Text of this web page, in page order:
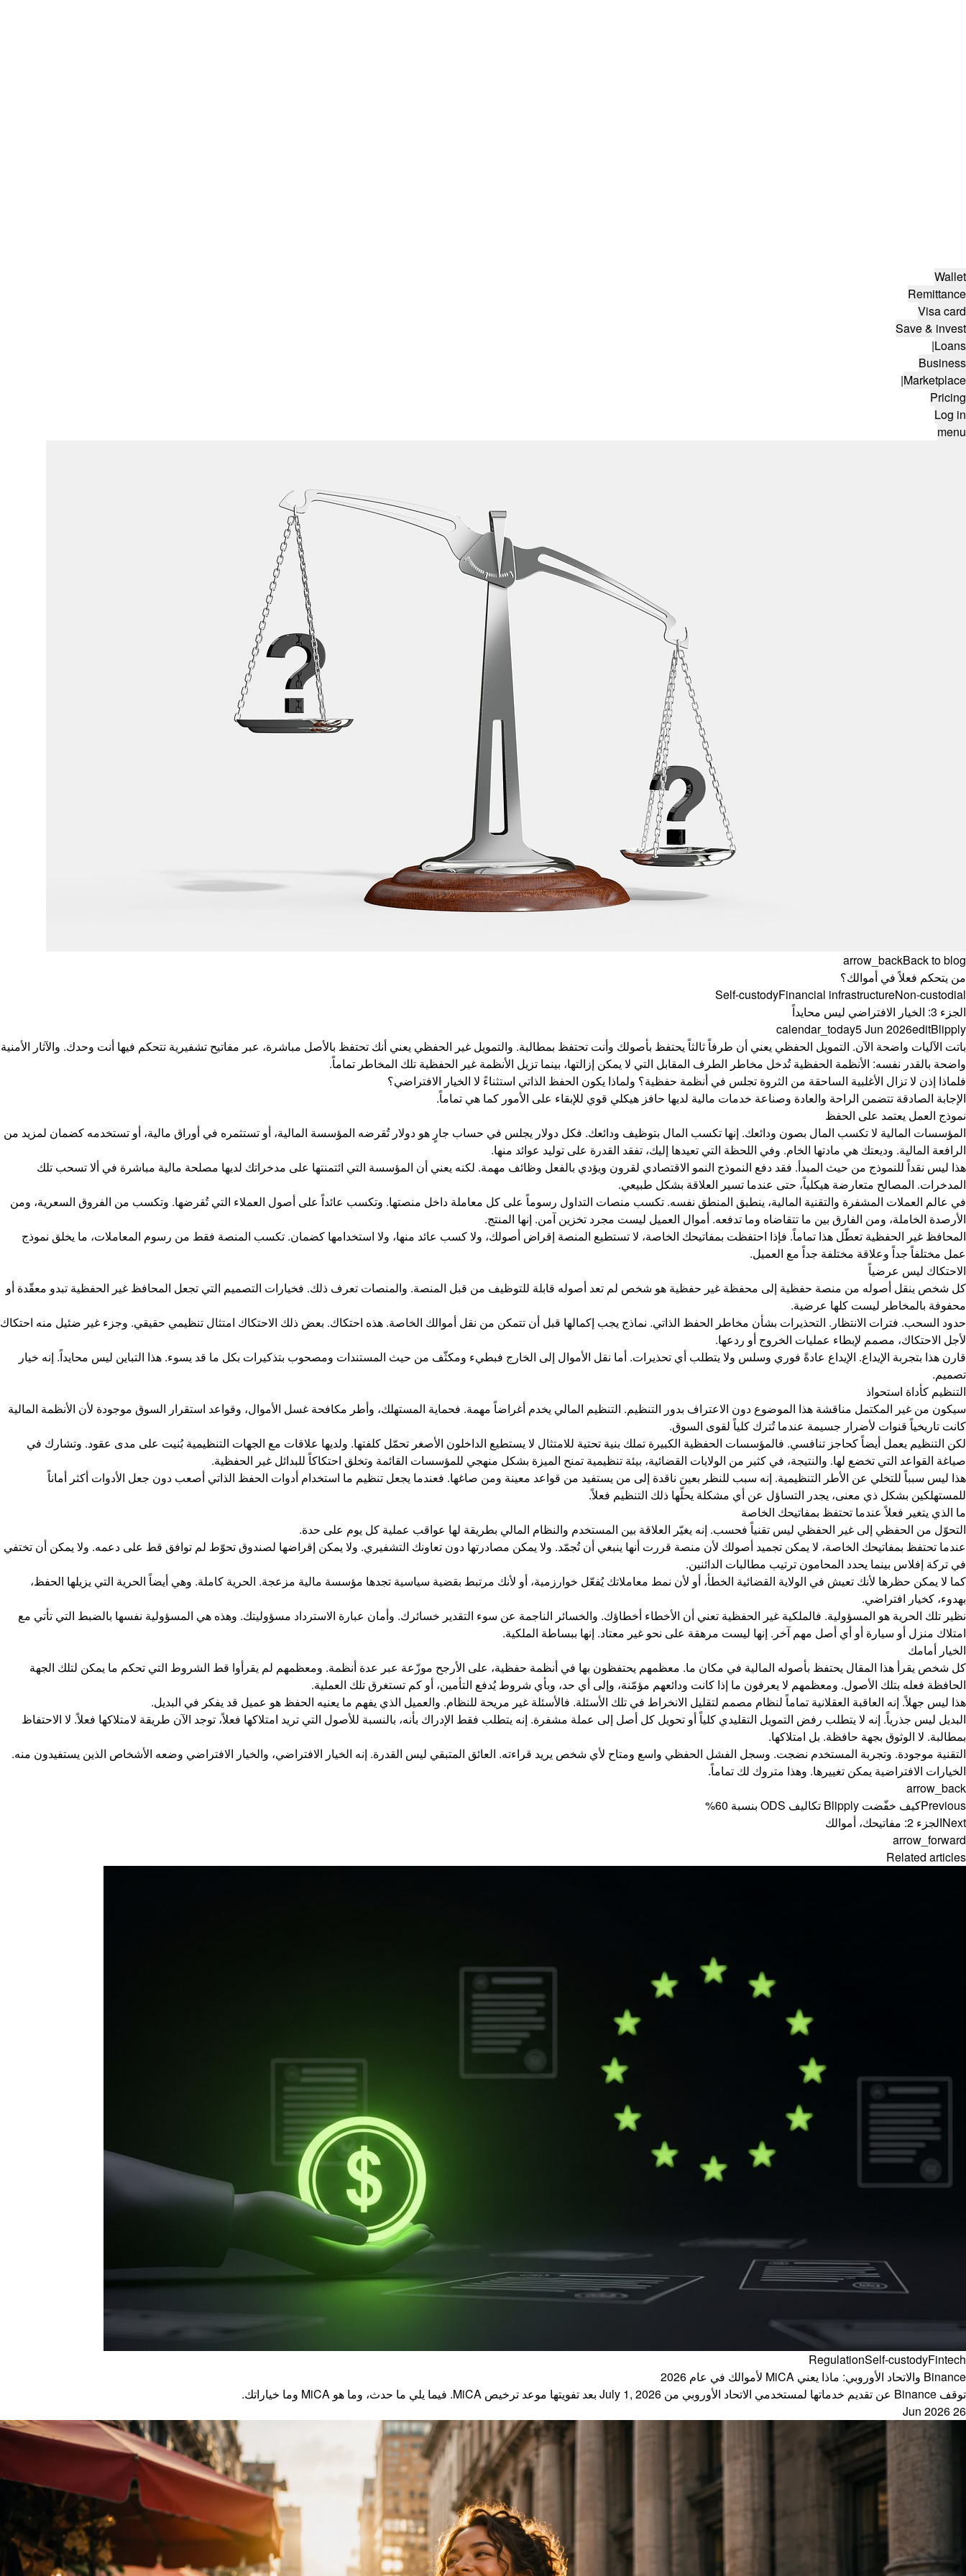
Wallet
Remittance
Visa card
Save & invest
Loans
|
Business
Marketplace
|
Pricing
Log in
menu
arrow_backBack to blog
من يتحكم فعلاً في أموالك؟
Self-custodyFinancial infrastructureNon-custodial
الجزء 3: الخيار الافتراضي ليس محايداً
calendar_today5 Jun 2026editBlipply
باتت الآليات واضحة الآن. التمويل الحفظي يعني أن طرفاً ثالثاً يحتفظ بأصولك وأنت تحتفظ بمطالبة. والتمويل غير الحفظي يعني أنك تحتفظ بالأصل مباشرة، عبر مفاتيح تشفيرية تتحكم فيها أنت وحدك. والآثار الأمنية
واضحة بالقدر نفسه: الأنظمة الحفظية تُدخل مخاطر الطرف المقابل التي لا يمكن إزالتها، بينما تزيل الأنظمة غير الحفظية تلك المخاطر تماماً.
فلماذا إذن لا تزال الأغلبية الساحقة من الثروة تجلس في أنظمة حفظية؟ ولماذا يكون الحفظ الذاتي استثناءً لا الخيار الافتراضي؟
الإجابة الصادقة تتضمن الراحة والعادة وصناعة خدمات مالية لديها حافز هيكلي قوي للإبقاء على الأمور كما هي تماماً.
نموذج العمل يعتمد على الحفظ
المؤسسات المالية لا تكسب المال بصون ودائعك. إنها تكسب المال بتوظيف ودائعك. فكل دولار يجلس في حساب جارٍ هو دولار تُقرضه المؤسسة المالية، أو تستثمره في أوراق مالية، أو تستخدمه كضمان لمزيد من
الرافعة المالية. وديعتك هي مادتها الخام. وفي اللحظة التي تعيدها إليك، تفقد القدرة على توليد عوائد منها.
هذا ليس نقداً للنموذج من حيث المبدأ. فقد دفع النموذج النمو الاقتصادي لقرون ويؤدي بالفعل وظائف مهمة. لكنه يعني أن المؤسسة التي ائتمنتها على مدخراتك لديها مصلحة مالية مباشرة في ألا تسحب تلك
المدخرات. المصالح متعارضة هيكلياً، حتى عندما تسير العلاقة بشكل طبيعي.
في عالم العملات المشفرة والتقنية المالية، ينطبق المنطق نفسه. تكسب منصات التداول رسوماً على كل معاملة داخل منصتها. وتكسب عائداً على أصول العملاء التي تُقرضها. وتكسب من الفروق السعرية، ومن
الأرصدة الخاملة، ومن الفارق بين ما تتقاضاه وما تدفعه. أموال العميل ليست مجرد تخزين آمن. إنها المنتج.
المحافظ غير الحفظية تعطّل هذا تماماً. فإذا احتفظت بمفاتيحك الخاصة، لا تستطيع المنصة إقراض أصولك، ولا كسب عائد منها، ولا استخدامها كضمان. تكسب المنصة فقط من رسوم المعاملات، ما يخلق نموذج
عمل مختلفاً جداً وعلاقة مختلفة جداً مع العميل.
الاحتكاك ليس عرضياً
كل شخص ينقل أصوله من منصة حفظية إلى محفظة غير حفظية هو شخص لم تعد أصوله قابلة للتوظيف من قبل المنصة. والمنصات تعرف ذلك. فخيارات التصميم التي تجعل المحافظ غير الحفظية تبدو معقّدة أو
محفوفة بالمخاطر ليست كلها عرضية.
حدود السحب. فترات الانتظار. التحذيرات بشأن مخاطر الحفظ الذاتي. نماذج يجب إكمالها قبل أن تتمكن من نقل أموالك الخاصة. هذه احتكاك. بعض ذلك الاحتكاك امتثال تنظيمي حقيقي. وجزء غير ضئيل منه احتكاك
لأجل الاحتكاك، مصمم لإبطاء عمليات الخروج أو ردعها.
قارن هذا بتجربة الإيداع. الإيداع عادةً فوري وسلس ولا يتطلب أي تحذيرات. أما نقل الأموال إلى الخارج فبطيء ومكثّف من حيث المستندات ومصحوب بتذكيرات بكل ما قد يسوء. هذا التباين ليس محايداً. إنه خيار
تصميم.
التنظيم كأداة استحواذ
سيكون من غير المكتمل مناقشة هذا الموضوع دون الاعتراف بدور التنظيم. التنظيم المالي يخدم أغراضاً مهمة. فحماية المستهلك، وأطر مكافحة غسل الأموال، وقواعد استقرار السوق موجودة لأن الأنظمة المالية
كانت تاريخياً قنوات لأضرار جسيمة عندما تُترك كلياً لقوى السوق.
لكن التنظيم يعمل أيضاً كحاجز تنافسي. فالمؤسسات الحفظية الكبيرة تملك بنية تحتية للامتثال لا يستطيع الداخلون الأصغر تحمّل كلفتها. ولديها علاقات مع الجهات التنظيمية بُنيت على مدى عقود. وتشارك في
صياغة القواعد التي تخضع لها. والنتيجة، في كثير من الولايات القضائية، بيئة تنظيمية تمنح الميزة بشكل منهجي للمؤسسات القائمة وتخلق احتكاكاً للبدائل غير الحفظية.
هذا ليس سبباً للتخلي عن الأطر التنظيمية. إنه سبب للنظر بعين ناقدة إلى من يستفيد من قواعد معينة ومن صاغها. فعندما يجعل تنظيم ما استخدام أدوات الحفظ الذاتي أصعب دون جعل الأدوات أكثر أماناً
للمستهلكين بشكل ذي معنى، يجدر التساؤل عن أي مشكلة يحلّها ذلك التنظيم فعلاً.
ما الذي يتغير فعلاً عندما تحتفظ بمفاتيحك الخاصة
التحوّل من الحفظي إلى غير الحفظي ليس تقنياً فحسب. إنه يغيّر العلاقة بين المستخدم والنظام المالي بطريقة لها عواقب عملية كل يوم على حدة.
عندما تحتفظ بمفاتيحك الخاصة، لا يمكن تجميد أصولك لأن منصة قررت أنها ينبغي أن تُجمّد. ولا يمكن مصادرتها دون تعاونك التشفيري. ولا يمكن إقراضها لصندوق تحوّط لم توافق قط على دعمه. ولا يمكن أن تختفي
في تركة إفلاس بينما يحدد المحامون ترتيب مطالبات الدائنين.
كما لا يمكن حظرها لأنك تعيش في الولاية القضائية الخطأ، أو لأن نمط معاملاتك يُفعّل خوارزمية، أو لأنك مرتبط بقضية سياسية تجدها مؤسسة مالية مزعجة. الحرية كاملة. وهي أيضاً الحرية التي يزيلها الحفظ،
بهدوء، كخيار افتراضي.
نظير تلك الحرية هو المسؤولية. فالملكية غير الحفظية تعني أن الأخطاء أخطاؤك. والخسائر الناجمة عن سوء التقدير خسائرك. وأمان عبارة الاسترداد مسؤوليتك. وهذه هي المسؤولية نفسها بالضبط التي تأتي مع
امتلاك منزل أو سيارة أو أي أصل مهم آخر. إنها ليست مرهقة على نحو غير معتاد. إنها ببساطة الملكية.
الخيار أمامك
كل شخص يقرأ هذا المقال يحتفظ بأصوله المالية في مكان ما. معظمهم يحتفظون بها في أنظمة حفظية، على الأرجح موزّعة عبر عدة أنظمة. ومعظمهم لم يقرأوا قط الشروط التي تحكم ما يمكن لتلك الجهة
الحافظة فعله بتلك الأصول. ومعظمهم لا يعرفون ما إذا كانت ودائعهم مؤمّنة، وإلى أي حد، وبأي شروط يُدفع التأمين، أو كم تستغرق تلك العملية.
هذا ليس جهلاً. إنه العاقبة العقلانية تماماً لنظام مصمم لتقليل الانخراط في تلك الأسئلة. فالأسئلة غير مريحة للنظام. والعميل الذي يفهم ما يعنيه الحفظ هو عميل قد يفكر في البديل.
البديل ليس جذرياً. إنه لا يتطلب رفض التمويل التقليدي كلياً أو تحويل كل أصل إلى عملة مشفرة. إنه يتطلب فقط الإدراك بأنه، بالنسبة للأصول التي تريد امتلاكها فعلاً، توجد الآن طريقة لامتلاكها فعلاً. لا الاحتفاظ
بمطالبة. لا الوثوق بجهة حافظة. بل امتلاكها.
التقنية موجودة. وتجربة المستخدم نضجت. وسجل الفشل الحفظي واسع ومتاح لأي شخص يريد قراءته. العائق المتبقي ليس القدرة. إنه الخيار الافتراضي، والخيار الافتراضي وضعه الأشخاص الذين يستفيدون منه.
الخيارات الافتراضية يمكن تغييرها. وهذا متروك لك تماماً.
arrow_back
Previousكيف خفّضت Blipply تكاليف ODS بنسبة 60%
Nextالجزء 2: مفاتيحك، أموالك
arrow_forward
Related articles
RegulationSelf-custodyFintech
Binance والاتحاد الأوروبي: ماذا يعني MiCA لأموالك في عام 2026
توقف Binance عن تقديم خدماتها لمستخدمي الاتحاد الأوروبي من July 1, 2026 بعد تفويتها موعد ترخيص MiCA. فيما يلي ما حدث، وما هو MiCA وما خياراتك.
26 Jun 2026